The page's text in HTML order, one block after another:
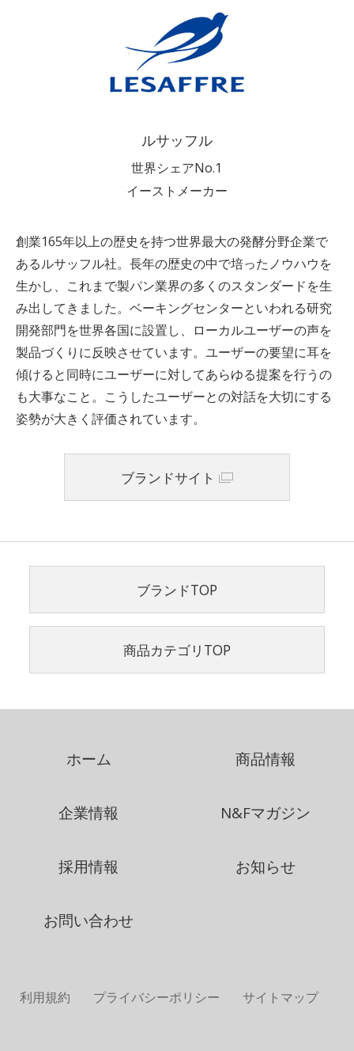
ルサッフル
世界シェアNo.1
イーストメーカー
創業165年以上の歴史を持つ世界最大の発酵分野企業で
あるルサッフル社。長年の歴史の中で培ったノウハウを
生かし、これまで製パン業界の多くのスタンダードを生
み出してきました。ベーキングセンターといわれる研究
開発部門を世界各国に設置し、ローカルユーザーの声を
製品づくりに反映させています。ユーザーの要望に耳を
傾けると同時にユーザーに対してあらゆる提案を行うの
も大事なこと。こうしたユーザーとの対話を大切にする
姿勢が大きく評価されています。
ブランドサイト
ブランドTOP
商品カテゴリTOP
ホーム 商品情報
企業情報 N&Fマガジン
採用情報 お知らせ
お問い合わせ
利用規約 プライバシーポリシー サイトマップ